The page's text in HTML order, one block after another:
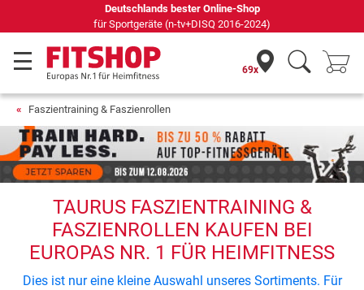
Deutschlands bester Online-Shop
für Sportgeräte (n-tv+DISQ 2016-2024)
69x
Faszientraining & Faszienrollen
TAURUS FASZIENTRAINING &
FASZIENROLLEN KAUFEN BEI
EUROPAS NR. 1 FÜR HEIMFITNESS
Dies ist nur eine kleine Auswahl unseres Sortiments. Für